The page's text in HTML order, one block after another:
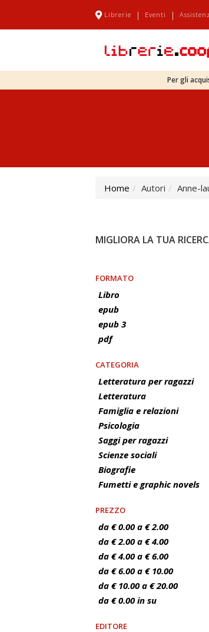
Librerie | Eventi |
Per gli
Home Autori Anne-
MIGLIORA LA TUA
FORMATO
Libro
epub
epub 3
pdf
CATEGORIA
Letteratura per ragazzi
Letteratura
Famiglia e relazioni
Psicologia
Saggi per ragazzi
Scienze sociali
Biografie
Fumetti e graphic novels
PREZZO
da € 0.00 a € 2.00
da € 2.00 a € 4.00
da € 4.00 a € 6.00
da € 6.00 a € 10.00
da € 10.00 a € 20.00
da € 0.00 in su
EDITORE